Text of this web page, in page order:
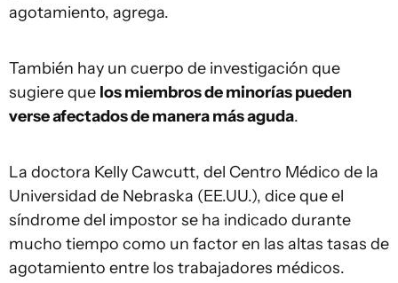
agotamiento, agrega.
También hay un cuerpo de investigación que
sugiere que los miembros de minorías pueden
verse afectados de manera más aguda.
La doctora Kelly Cawcutt, del Centro Médico de la
Universidad de Nebraska (EE.UU.), dice que el
síndrome del impostor se ha indicado durante
mucho tiempo como un factor en las altas tasas de
agotamiento entre los trabajadores médicos.